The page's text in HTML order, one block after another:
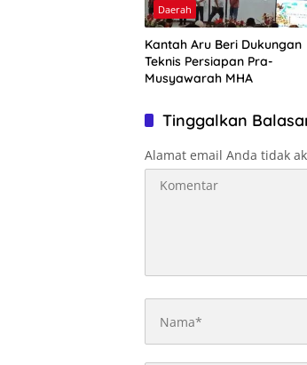
Daerah
Kantah Aru Beri Dukungan
Teknis Persiapan Pra-
Musyawarah MHA
Tinggalkan
Alamat email Anda tidak